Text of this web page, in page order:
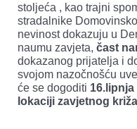
stoljeća , kao trajni
stradalnike
nevinost dokazuju u
naumu zavjeta, čast
dokazanog prijatelja i
svojom nazočnošću
će se dogoditi 16.lipnja
lokaciji zavjetnog